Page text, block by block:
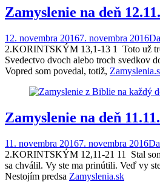
Zamyslenie na deň
12. novembra 20167. novembra 2016
2.KORINTSKÝM 13,1-13 1 Toto už
Svedectvo dvoch alebo troch svedkov
Vopred som povedal, totiž,
Zamyslenie na deň
11. novembra 20167. novembra 2016
2.KORINTSKÝM 12,11-21 11 Stal
sa chválil. Vy ste ma prinútili. Veď vy
Nestojím predsa Zamyslenia.sk